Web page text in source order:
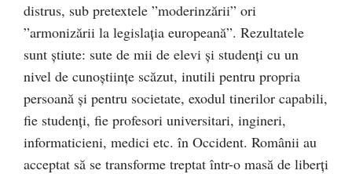
distrus, sub pretextele ”moderinzării” ori
”armonizării la legislaţia europeană”. Rezultatele
sunt ştiute: sute de mii de elevi şi studenţi cu un
nivel de cunoştiinţe scăzut, inutili pentru propria
persoană şi pentru societate, exodul tinerilor capabili,
fie studenţi, fie profesori universitari, ingineri,
informaticieni, medici etc. în Occident. Românii au
acceptat să se transforme treptat într-o masă de liberţi